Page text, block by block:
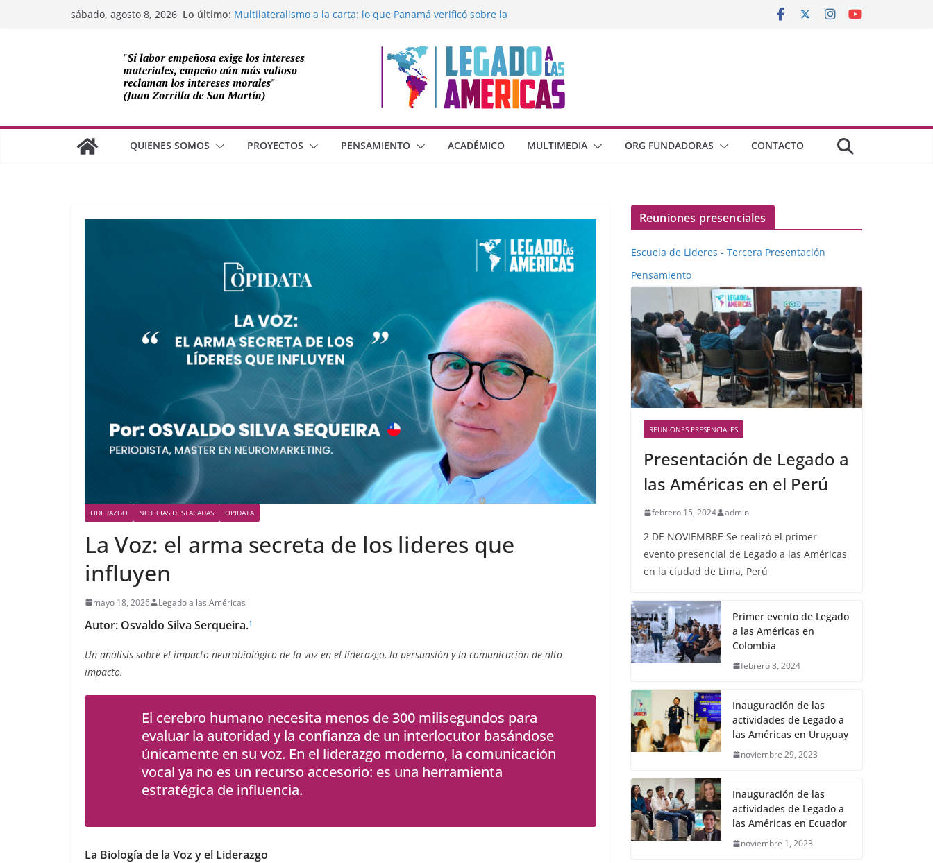
sábado, agosto 8, 2026 Lo último: Multilateralismo a la carta: lo que Panamá verificó sobre la
Cuba
Los avances de México frente al crimen organizado y la
cooperación soberana con Estados Unidos
Adam Smith y la moral cristiana
¿Dos economías o dos dimensiones humanas?
QUIENES SOMOS PROYECTOS PENSAMIENTO ACADÉMICO MULTIMEDIA ORG FUNDADORAS CONTACTO
LIDERAZGO NOTICIAS DESTACADAS OPIDATA
La Voz: el arma secreta de los lideres que
influyen
mayo 18, 2026 Legado a las Américas
Autor: Osvaldo Silva Serqueira.1
Un análisis sobre el impacto neurobiológico de la voz en el liderazgo, la persuasión y la comunicación de alto
impacto.
El cerebro humano necesita menos de 300 milisegundos para
evaluar la autoridad y la confianza de un interlocutor basándose
únicamente en su voz. En el liderazgo moderno, la comunicación
vocal ya no es un recurso accesorio: es una herramienta
estratégica de influencia.
La Biología de la Voz y el Liderazgo
Reuniones presenciales
Escuela de Lideres - Tercera Presentación
Pensamiento
REUNIONES PRESENCIALES
Presentación de Legado a
las Américas en el Perú
febrero 15, 2024 admin
2 DE NOVIEMBRE Se realizó el primer
evento presencial de Legado a las Américas
en la ciudad de Lima, Perú
Primer evento de Legado
a las Américas en
Colombia
febrero 8, 2024
Inauguración de las
actividades de Legado a
las Américas en Uruguay
noviembre 29, 2023
Inauguración de las
actividades de Legado a
las Américas en Ecuador
noviembre 1, 2023